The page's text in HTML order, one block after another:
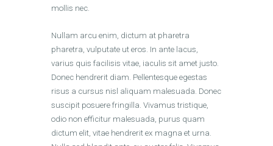
mollis nec.
Nullam arcu enim, dictum at pharetra
pharetra, vulputate ut eros. In ante lacus,
varius quis facilisis vitae, iaculis sit amet justo.
Donec hendrerit diam. Pellentesque egestas
risus a cursus nisl aliquam malesuada. Donec
suscipit posuere fringilla. Vivamus tristique,
odio non efficitur malesuada, purus quam
dictum elit, vitae hendrerit ex magna et urna.